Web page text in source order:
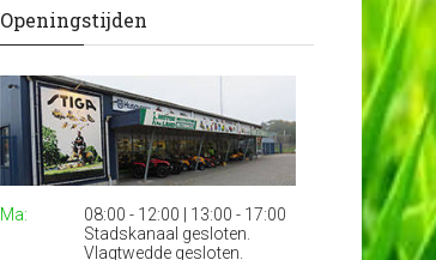
Openingstijden
Ma:
08:00 - 12:00 | 13:00 - 17:00
Stadskanaal gesloten.
Vlagtwedde gesloten.